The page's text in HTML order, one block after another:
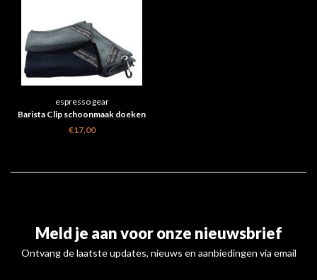
espresso gear
Barista Clip schoonmaak doeken
Set - Espresso Gear 3 st
€17,00
Meld je aan voor onze nieuwsbrief
Ontvang de laatste updates, nieuws en aanbiedingen via email